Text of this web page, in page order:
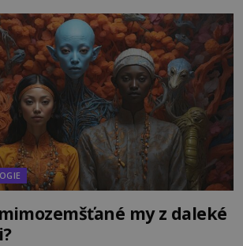
dvou mimozemšťanů! Vědci
hlavou. Už na
my z daleké